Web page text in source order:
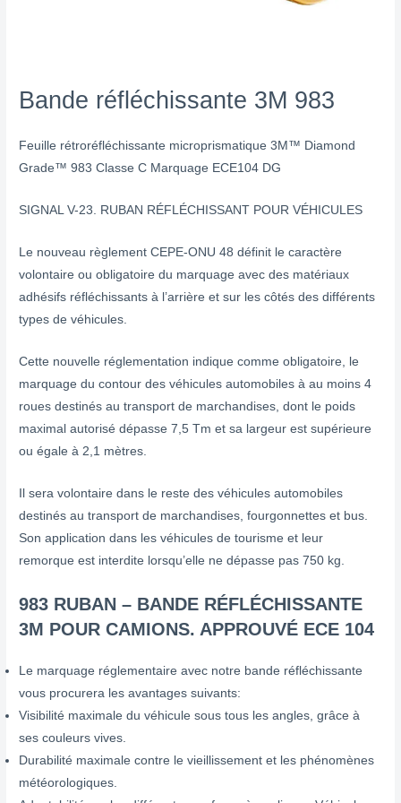
Bande réfléchissante 3M 983
Feuille rétroréfléchissante microprismatique 3M™ Diamond
Grade™ 983 Classe C Marquage ECE104 DG
SIGNAL V-23. RUBAN RÉFLÉCHISSANT POUR VÉHICULES
Le nouveau règlement CEPE-ONU 48 définit le caractère
volontaire ou obligatoire du marquage avec des matériaux
adhésifs réfléchissants à l’arrière et sur les côtés des différents
types de véhicules.
Cette nouvelle réglementation indique comme obligatoire, le
marquage du contour des véhicules automobiles à au moins 4
roues destinés au transport de marchandises, dont le poids
maximal autorisé dépasse 7,5 Tm et sa largeur est supérieure
ou égale à 2,1 mètres.
Il sera volontaire dans le reste des véhicules automobiles
destinés au transport de marchandises, fourgonnettes et bus.
Son application dans les véhicules de tourisme et leur
remorque est interdite lorsqu’elle ne dépasse pas 750 kg.
983 RUBAN – BANDE RÉFLÉCHISSANTE
3M POUR CAMIONS. APPROUVÉ ECE 104
Le marquage réglementaire avec notre bande réfléchissante
vous procurera les avantages suivants:
Visibilité maximale du véhicule sous tous les angles, grâce à
ses couleurs vives.
Durabilité maximale contre le vieillissement et les phénomènes
météorologiques.